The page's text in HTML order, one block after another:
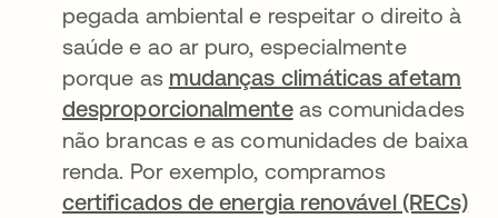
pegada ambiental e respeitar o direito à
saúde e ao ar puro, especialmente
porque as mudanças climáticas afetam
desproporcionalmenteas comunidades
não brancas e as comunidades de baixa
renda. Por exemplo, compramos
certificados de energia renovável (RECs)